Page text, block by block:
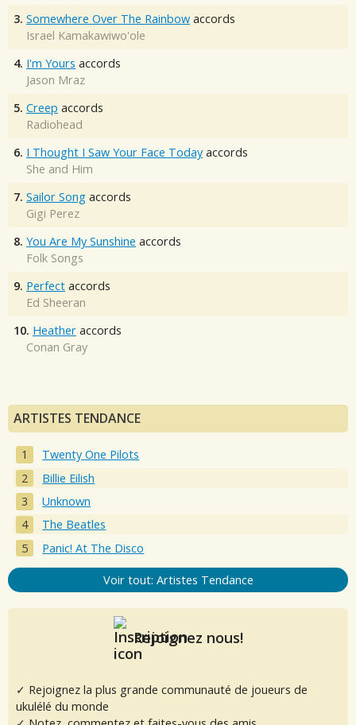
3. Somewhere Over The Rainbow accords
Israel Kamakawiwo'ole
4. I'm Yours accords
Jason Mraz
5. Creep accords
Radiohead
6. I Thought I Saw Your Face Today accords
She and Him
7. Sailor Song accords
Gigi Perez
8. You Are My Sunshine accords
Folk Songs
9. Perfect accords
Ed Sheeran
10. Heather accords
Conan Gray
ARTISTES TENDANCE
Twenty One Pilots
Billie Eilish
Unknown
The Beatles
Panic! At The Disco
Voir tout: Artistes Tendance
Rejoignez nous!
✓ Rejoignez la plus grande communauté de joueurs de
ukulélé du monde